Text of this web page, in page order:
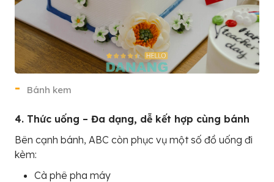
Bánh kem
4. Thức uống – Đa dạng, dễ kết hợp cùng bánh
Bên cạnh bánh, ABC còn phục vụ một số đồ uống đi
kèm:
Cà phê pha máy